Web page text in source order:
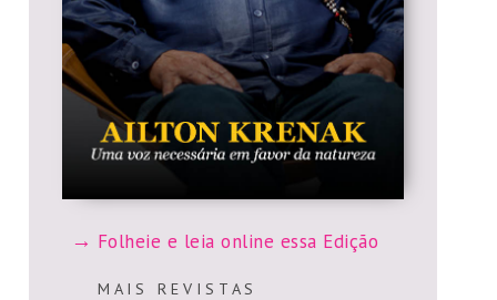
Folheie e leia online essa Edição
M A I S R E V I S T A S